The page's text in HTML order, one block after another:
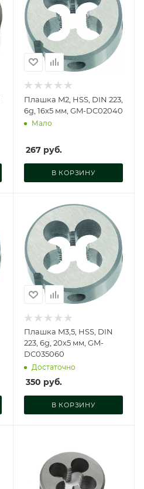
Плашка M2, HSS, DIN 223,
6g, 16x5 мм, GM-DC02040
Мало
267руб.
В КОРЗИНУ
Плашка M3,5, HSS, DIN
223, 6g, 20x5 мм, GM-
DC035060
Достаточно
350 руб.
В КОРЗИНУ